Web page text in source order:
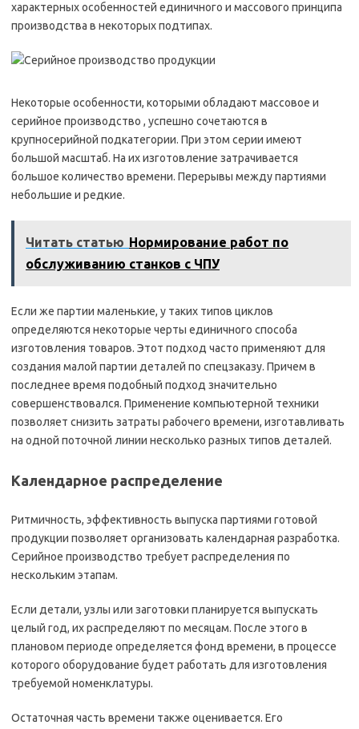
характерных особенностей единичного и массового принципа
производства в некоторых подтипах.
Некоторые особенности, которыми обладают массовое и
серийное производство , успешно сочетаются в
крупносерийной подкатегории. При этом серии имеют
большой масштаб. На их изготовление затрачивается
большое количество времени. Перерывы между партиями
небольшие и редкие.
Читать статью Нормирование работ по
обслуживанию станков с ЧПУ
Если же партии маленькие, у таких типов циклов
определяются некоторые черты единичного способа
изготовления товаров. Этот подход часто применяют для
создания малой партии деталей по спецзаказу. Причем в
последнее время подобный подход значительно
совершенствовался. Применение компьютерной техники
позволяет снизить затраты рабочего времени, изготавливать
на одной поточной линии несколько разных типов деталей.
Календарное распределение
Ритмичность, эффективность выпуска партиями готовой
продукции позволяет организовать календарная разработка.
Серийное производство требует распределения по
нескольким этапам.
Если детали, узлы или заготовки планируется выпускать
целый год, их распределяют по месяцам. После этого в
плановом периоде определяется фонд времени, в процессе
которого оборудование будет работать для изготовления
требуемой номенклатуры.
Остаточная часть времени также оценивается. Его